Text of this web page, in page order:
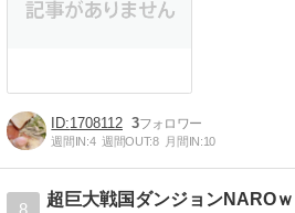
1708112 3
週間IN:4 週間OUT:8 月間IN:10
8
超巨大戦国ダンジョンNAROｗ